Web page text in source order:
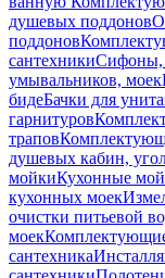
душевых поддонов
поддонов
сантехникиСифоны,
умывальников, моек
бидеБачки для
гарнитуров
трапов
душевых кабин,
мойкиКухонные
кухонных моек
очистки питьевой
моек
сантехника